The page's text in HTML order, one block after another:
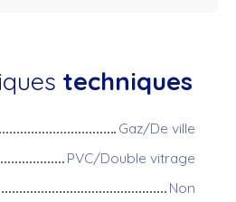
techniques
Gaz/De ville
PVC/Double vitrage
Non